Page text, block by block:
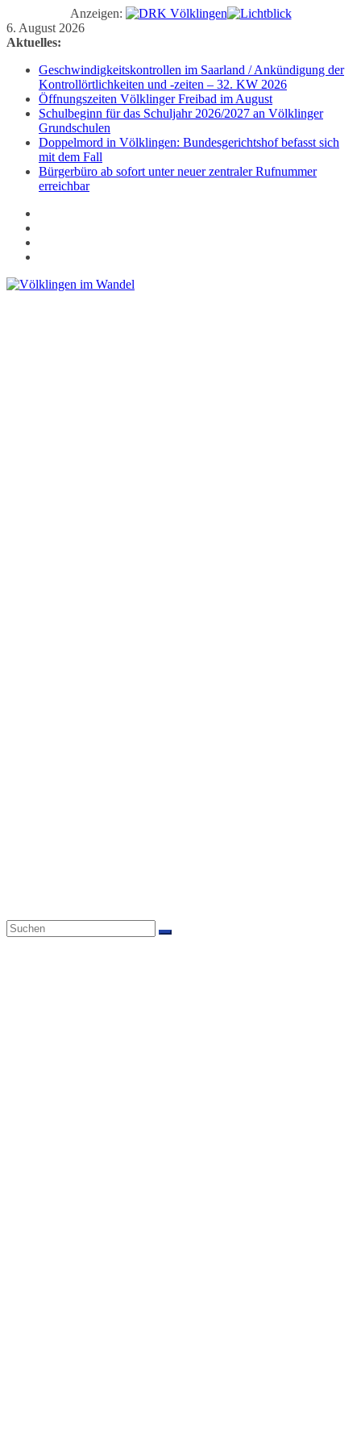
Anzeigen:
Zum
Inhalt
6. August 2026
Aktuelles:
Geschwindigkeitskontrollen im Saarland / Ankündigung der
Kontrollörtlichkeiten und -zeiten – 32. KW 2026
Öffnungszeiten Völklinger Freibad im August
Schulbeginn für das Schuljahr 2026/2027 an Völklinger
Grundschulen
Doppelmord in Völklingen: Bundesgerichtshof befasst sich
mit dem Fall
Bürgerbüro ab sofort unter neuer zentraler Rufnummer
erreichbar